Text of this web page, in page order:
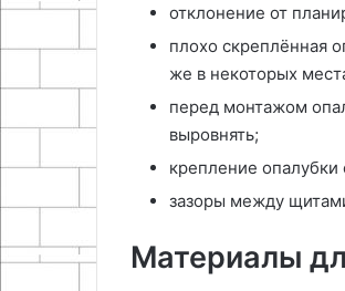
отклонение от
плохо скреплённая
же в некоторых
перед монтажом
выровнять;
крепление
зазоры между
Материалы